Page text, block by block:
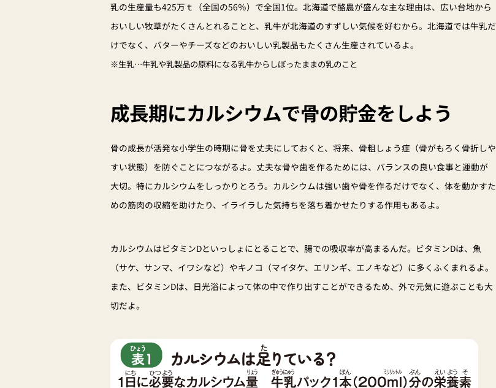
乳の生産量も425万ｔ（全国の56％）で全国1位。北海道で酪農が盛んな主な理由は、広い台地から
おいしい牧草がたくさんとれることと、乳牛が北海道のすずしい気候を好むから。北海道では牛乳だ
けでなく、バターやチーズなどのおいしい乳製品もたくさん生産されているよ。
※生乳…牛乳や乳製品の原料になる乳牛からしぼったままの乳のこと
成長期にカルシウムで骨の貯金をしよう
骨の成長が活発な小学生の時期に骨を丈夫にしておくと、将来、骨粗しょう症（骨がもろく骨折しや
すい状態）を防ぐことにつながるよ。丈夫な骨や歯を作るためには、バランスの良い食事と運動が
大切。特にカルシウムをしっかりとろう。カルシウムは強い歯や骨を作るだけでなく、体を動かすた
めの筋肉の収縮を助けたり、イライラした気持ちを落ち着かせたりする作用もあるよ。
カルシウムはビタミンDといっしょにとることで、腸での吸収率が高まるんだ。ビタミンDは、魚
（サケ、サンマ、イワシなど）やキノコ（マイタケ、エリンギ、エノキなど）に多くふくまれるよ。
また、ビタミンDは、日光浴によって体の中で作り出すことができるため、外で元気に遊ぶことも大
切だよ。